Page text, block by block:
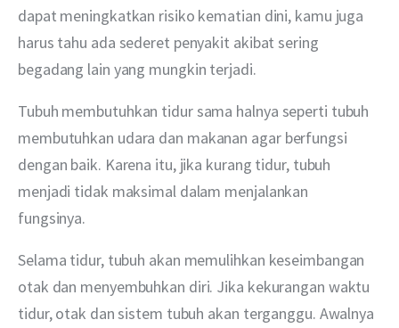
dapat meningkatkan risiko kematian dini, kamu juga
harus tahu ada sederet penyakit akibat sering
begadang lain yang mungkin terjadi.
Tubuh membutuhkan tidur sama halnya seperti tubuh
membutuhkan udara dan makanan agar berfungsi
dengan baik. Karena itu, jika kurang tidur, tubuh
menjadi tidak maksimal dalam menjalankan
fungsinya.
Selama tidur, tubuh akan memulihkan keseimbangan
otak dan menyembuhkan diri. Jika kekurangan waktu
tidur, otak dan sistem tubuh akan terganggu. Awalnya